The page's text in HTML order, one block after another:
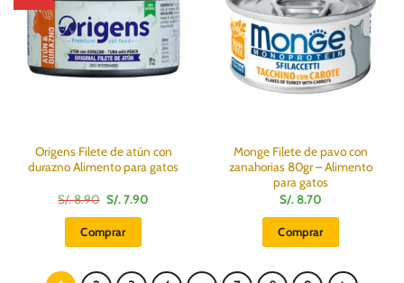
Origens Filete de atún con
durazno Alimento para gatos
S/.8.90 El
precio
original
era:
S/.
S/.7.90El
Comprar
Monge Filete de pavo con
zanahorias 80gr – Alimento
para gatos
S/.8.70
Comprar